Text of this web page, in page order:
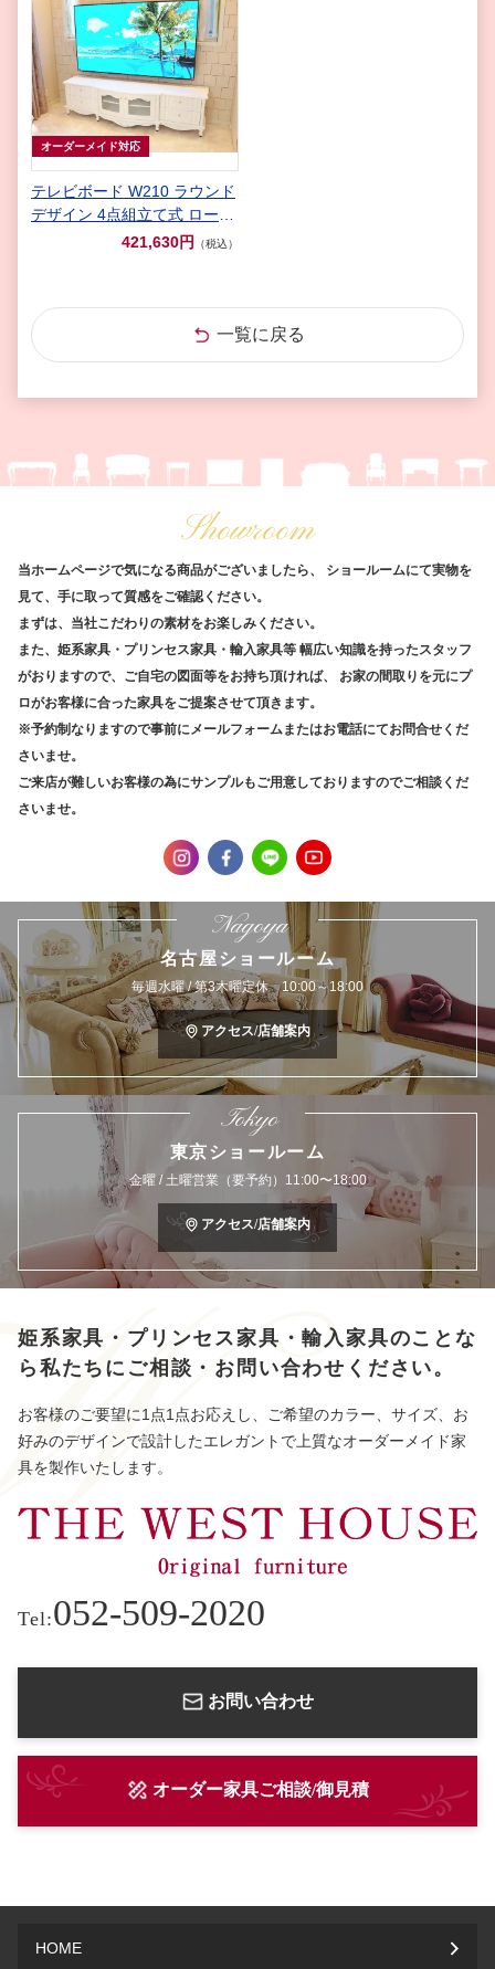
オーダーメイド対応
テレビボード W210 ラウンド
デザイン 4点組立て式 ローズ
&リボン イニシャルハート オ
み
421,630円 （税込）
一覧に戻る
Showroom
当ホームページで気になる商品がございましたら、
ショールームにて実物を
見て、手に取って質感をご確認ください。
まずは、当社こだわりの素材をお楽しみください。
また、姫系家具・プリンセス家具・輸入家具等 幅広い知識を持ったスタッフ
がおりますので、ご自宅の図面等をお持ち頂ければ、
お家の間取りを元にプ
ロがお客様に合った家具をご提案させて頂きます。
※予約制なりますので事前にメールフォームまたはお電話にてお問合せくだ
さいませ。
ご来店が難しいお客様の為にサンプルもご用意しておりますのでご相談くだ
さいませ。
Nagoya
名古屋ショールーム
毎週水曜 / 第3木曜定休 10:00～18:00
アクセス/店舗案内
Tokyo
東京ショールーム
金曜 / 土曜営業（要予約）11:00〜18:00
アクセス/店舗案内
姫系家具・プリンセス家具・輸入家具のことな
ら 私たちにご相談・お問い合わせください。
お客様のご要望に1点1点お応えし、ご希望のカラー、サイズ、お
好みのデザインで設計したエレガントで上質なオーダーメイド家
具を製作いたします。
Tel:052-509-2020
お問い合わせ
オーダー家具ご相談/御見積
HOME